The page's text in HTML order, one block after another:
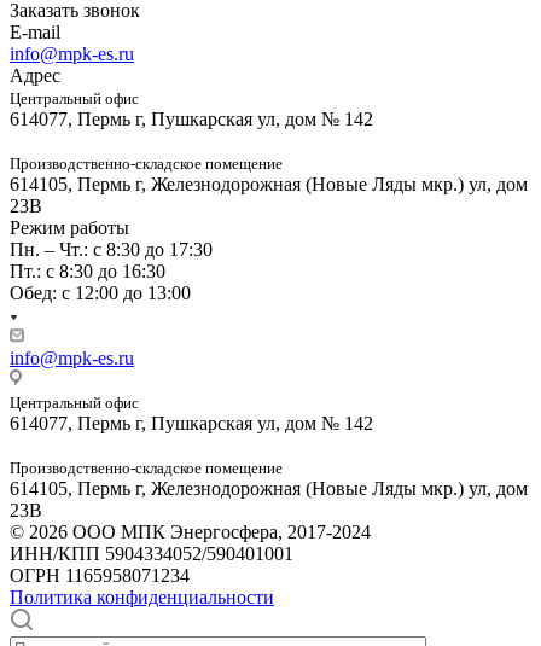
Заказать звонок
E-mail
info@mpk-es.ru
Адрес
Центральный офис
614077, Пермь г, Пушкарская ул, дом № 142
Производственно-складское помещение
614105, Пермь г, Железнодорожная (Новые Ляды мкр.) ул, дом
23В
Режим работы
Пн. – Чт.: с 8:30 до 17:30
Пт.: с 8:30 до 16:30
Обед: с 12:00 до 13:00
info@mpk-es.ru
Центральный офис
614077, Пермь г, Пушкарская ул, дом № 142
Производственно-складское помещение
614105, Пермь г, Железнодорожная (Новые Ляды мкр.) ул, дом
23В
© 2026 ООО МПК Энергосфера, 2017-2024
ИНН/КПП 5904334052/590401001
ОГРН 1165958071234
Политика конфиденциальности